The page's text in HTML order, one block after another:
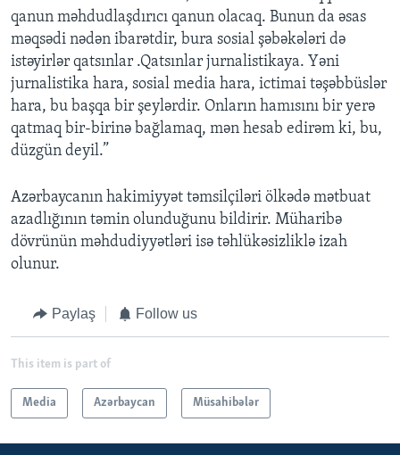
qanun məhdudlaşdırıcı qanun olacaq. Bunun da əsas
məqsədi nədən ibarətdir, bura sosial şəbəkələri də
istəyirlər qatsınlar .Qatsınlar jurnalistikaya. Yəni
jurnalistika hara, sosial media hara, ictimai təşəbbüslər
hara, bu başqa bir şeylərdir. Onların hamısını bir yerə
qatmaq bir-birinə bağlamaq, mən hesab edirəm ki, bu,
düzgün deyil.”
Azərbaycanın hakimiyyət təmsilçiləri ölkədə mətbuat
azadlığının təmin olunduğunu bildirir. Müharibə
dövrünün məhdudiyyətləri isə təhlükəsizliklə izah
olunur.
Paylaş Follow us
This item is part of
Media Azərbaycan Müsahibələr